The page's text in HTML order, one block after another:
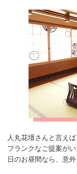
人丸花壇さんと言え
フランクなご提案が
日のお昼間なら、意